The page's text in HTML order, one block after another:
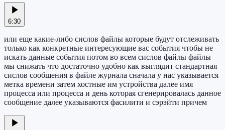
6:30
или еще какие-либо сислов файлы которые будут отслеживать
только как конкретные интересующие вас события чтобы не
искать данные события потом во всем сислов файлы файлы
мы снижать что достаточно удобно как выглядит стандартная
сислов сообщения в файле журнала сначала у нас указывается
метка времени затем хостные им устройства далее имя
процесса или процесса и день которая сгенерировалась данное
сообщение далее указываются фасилити и сэрэйти причем